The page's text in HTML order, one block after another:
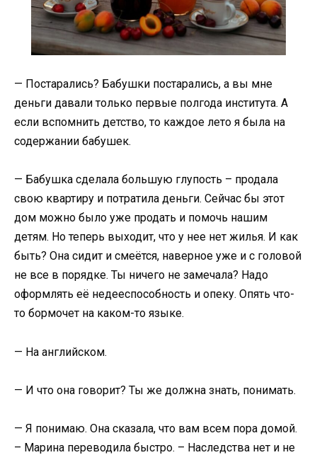
— Постарались? Бабушки постарались, а вы мне
деньги давали только первые полгода института. А
если вспомнить детство, то каждое лето я была на
содержании бабушек.
— Бабушка сделала большую глупость – продала
свою квартиру и потратила деньги. Сейчас бы этот
дом можно было уже продать и помочь нашим
детям. Но теперь выходит, что у нее нет жилья. И как
быть? Она сидит и смеётся, наверное уже и с головой
не все в порядке. Ты ничего не замечала? Надо
оформлять её недееспособность и опеку. Опять что-
то бормочет на каком-то языке.
— На английском.
— И что она говорит? Ты же должна знать, понимать.
— Я понимаю. Она сказала, что вам всем пора домой.
– Марина переводила быстро. – Наследства нет и не